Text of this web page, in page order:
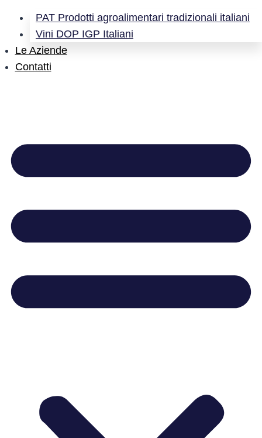
PAT Prodotti agroalimentari tradizionali italiani
Vini DOP IGP Italiani
Le Aziende
Contatti